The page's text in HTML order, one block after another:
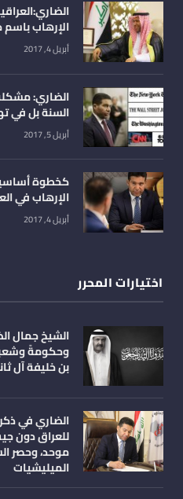
الإرهاب باسم
أبريل 4, 2017
الضاري:
السنة بل في
أبريل 5, 2017
كخطوة
الإرهاب في
أبريل 4, 2017
اختيارات المحرر
الشيخ جمال
وحكومةً
بن خليفة آل
الضاري في
للعراق دون
موحد، وحصر
الميليشيات